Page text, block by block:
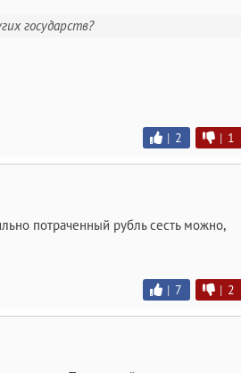
государств?
| 2 | 1
потраченный рубль сесть можно,
| 7 | 2